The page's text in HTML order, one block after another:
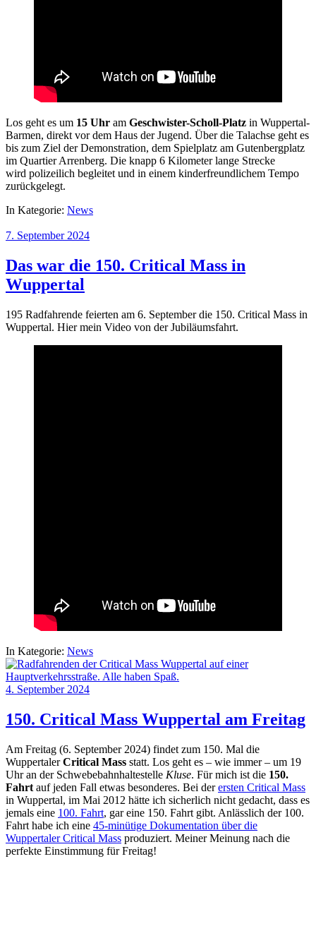
Los geht es um 15 Uhr am Geschwister-Scholl-Platz in Wuppertal-
Barmen, direkt vor dem Haus der Jugend. Über die Talachse geht es
bis zum Ziel der Demonstration, dem Spielplatz am Gutenbergplatz
im Quartier Arrenberg. Die knapp 6 Kilometer lange Strecke
wird polizeilich begleitet und in einem kinderfreundlichem Tempo
zurückgelegt.
In Kategorie: News
7. September 2024
Das war die 150. Critical Mass in
Wuppertal
195 Radfahrende feierten am 6. September die 150. Critical Mass in
Wuppertal. Hier mein Video von der Jubiläumsfahrt.
In Kategorie: News
4. September 2024
150. Critical Mass Wuppertal am Freitag
Am Freitag (6. September 2024) findet zum 150. Mal die
WuppertalerCritical Mass statt. Los geht es – wie immer – um 19
Uhr an der Schwebebahnhaltestelle Kluse. Für mich ist die 150.
Fahrt auf jeden Fall etwas besonderes. Bei derersten Critical Mass
in Wuppertal, im Mai 2012 hätte ich sicherlich nicht gedacht, dass es
jemals eine 100. Fahrt, gar eine 150. Fahrt gibt. Anlässlich der 100.
Fahrt habe ich eine 45-minütige Dokumentation über die
Wuppertaler Critical Mass produziert. Meiner Meinung nach die
perfekte Einstimmung für Freitag!